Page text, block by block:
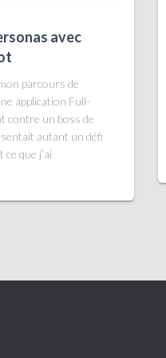
avec
parcours de
application Full-
contre un boss de
autant un défi
que j’ai